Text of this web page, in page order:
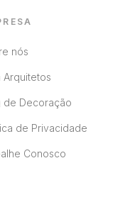
nós
Arquitetos
de Decoração
de Privacidade
Conosco